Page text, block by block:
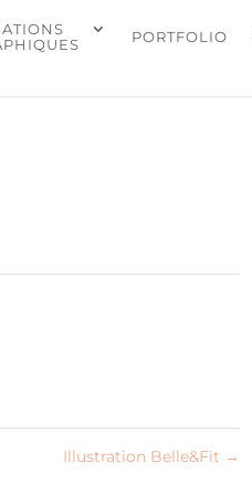
PORTFOLIO
Illustration Belle&Fit →